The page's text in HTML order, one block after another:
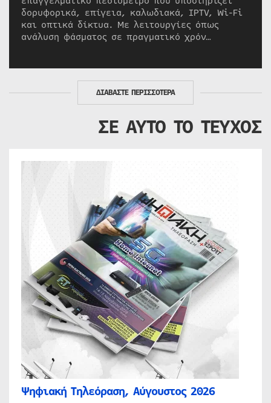
δορυφορικά, επίγεια, καλωδιακά, IPTV, Wi-Fi
και οπτικά δίκτυα. Με λειτουργίες όπως
ανάλυση φάσματος σε πραγματικό χρόν…
ΔΙΑΒΑΣΤΕ ΠΕΡΙΣΣΟΤΕΡΑ
ΣΕ ΑΥΤΟ ΤΟ ΤΕΥΧΟΣ
Ψηφιακή Τηλεόραση, Αύγουστος 2026